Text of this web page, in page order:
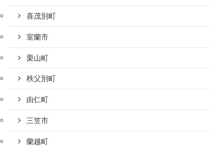
喜茂別町
室蘭市
栗山町
秩父別町
由仁町
三笠市
蘭越町